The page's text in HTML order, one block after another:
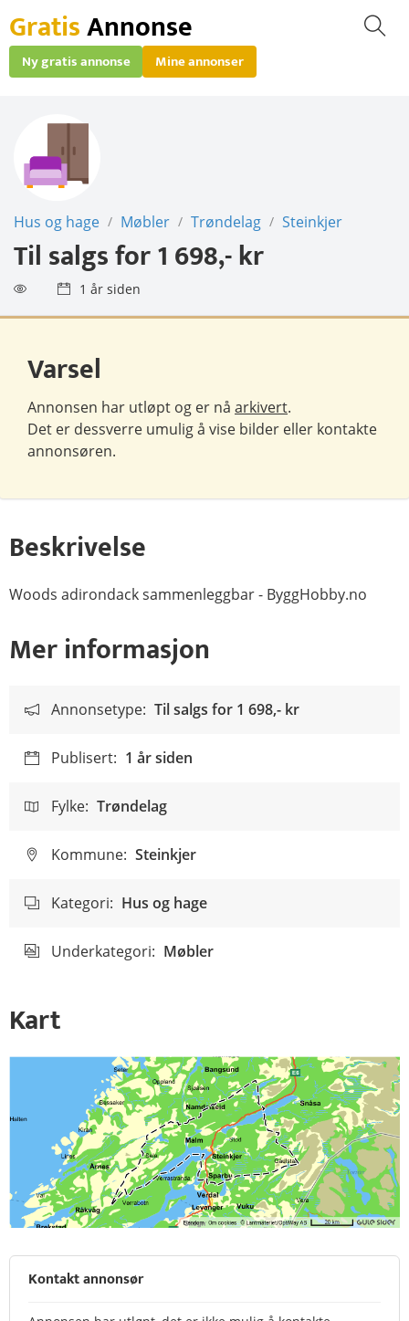
GratisAnnonse
Ny gratis annonse Mine annonser
Hus og hage / Møbler / Trøndelag / Steinkjer
Til salgs for1 698,- kr
1 år siden
Varsel
Annonsen har utløpt og er nå arkivert.
Det er dessverre umulig å vise bilder eller kontakte
annonsøren.
Beskrivelse
Woods adirondack sammenleggbar - ByggHobby.no
Mer informasjon
Annonsetype: Til salgs for 1 698,- kr
Publisert: 1 år siden
Fylke: Trøndelag
Kommune: Steinkjer
Kategori: Hus og hage
Underkategori: Møbler
Kart
Kontakt annonsør